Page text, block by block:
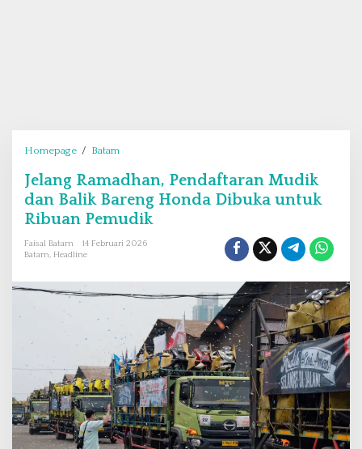
Homepage / Batam
l
a
n
R
m
a
d
a
n
,
P
e
n
d
Jelang Ramadhan, Pendaftaran Mudik
dan Balik Bareng Honda Dibuka untuk
Ribuan Pemudik
Faisal Batam
14 Februari 2026
Batam, Headline